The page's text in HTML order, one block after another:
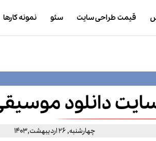
قیمت طراحی سایت سئو نمونه کارها
دانلود موسیقی
چهارشنبه, 26 اردیبهشت,1403